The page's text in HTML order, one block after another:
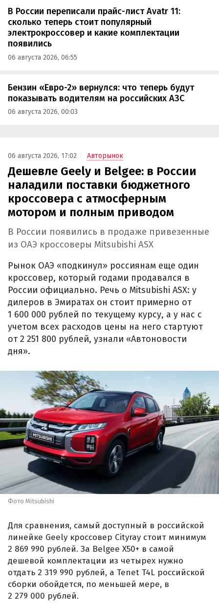
В России переписали прайс-лист Avatr 11:
сколько теперь стоит популярный
электрокроссовер и какие комплектации
появились
06 августа 2026, 06:55
Бензин «Евро-2» вернулся: что теперь будут
показывать водителям на российских АЗС
06 августа 2026, 00:03
06 августа 2026, 17:02 Авторынок
Дешевле Geely и Belgee: в России
наладили поставки бюджетного
кроссовера с атмосферным
мотором и полным приводом
В России появились в продаже привезенные
из ОАЭ кроссоверы Mitsubishi ASX
Рынок ОАЭ «подкинул» россиянам еще один
кроссовер, который годами продавался в
России официально. Речь о Mitsubishi ASX: у
дилеров в Эмиратах он стоит примерно от
1 600 000 рублей по текущему курсу, а у нас с
учетом всех расходов цены на него стартуют
от 2 251 800 рублей, узнали «Автоновости
дня».
Фото Mitsubishi
Для сравнения, самый доступный в российской
линейке Geely кроссовер Cityray стоит минимум
2 869 990 рублей. За Belgee X50+ в самой
дешевой комплектации из четырех нужно
отдать 2 319 990 рублей, а Tenet T4L российской
сборки обойдется, по меньшей мере, в
2 279 000 рублей.